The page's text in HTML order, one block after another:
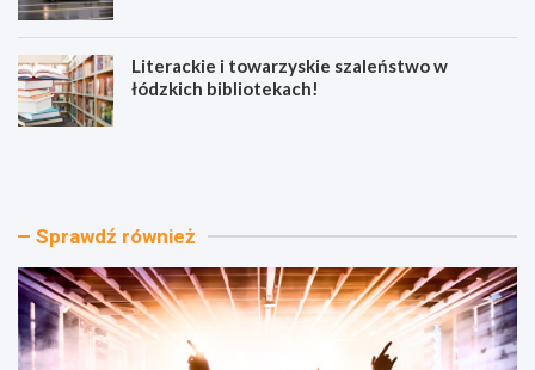
Literackie i towarzyskie szaleństwo w
łódzkich bibliotekach!
J
w
W
a
k
a
K
e
o
w
e
M
Sprawdź również